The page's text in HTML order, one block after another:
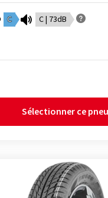
C C | 73dB
Sélectionner ce pneu